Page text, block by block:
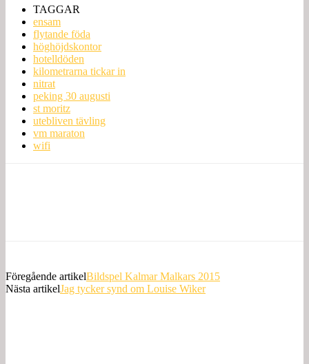
TAGGAR
ensam
flytande föda
höghöjdskontor
hotelldöden
kilometrarna tickar in
nitrat
peking 30 augusti
st moritz
utebliven tävling
vm maraton
wifi
Föregående artikelBildspel Kalmar Malkars 2015
Nästa artikelJag tycker synd om Louise Wiker